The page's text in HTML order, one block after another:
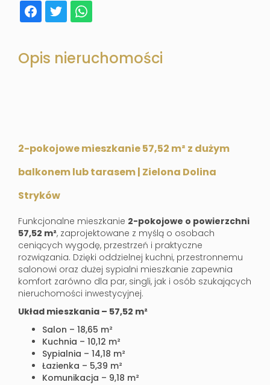
Opis nieruchomości
2-pokojowe mieszkanie 57,52 m² z dużym
balkonem lub tarasem | Zielona Dolina
Stryków
Funkcjonalne mieszkanie 2-pokojowe o powierzchni
57,52 m², zaprojektowane z myślą o osobach
ceniących wygodę, przestrzeń i praktyczne
rozwiązania. Dzięki oddzielnej kuchni, przestronnemu
salonowi oraz dużej sypialni mieszkanie zapewnia
komfort zarówno dla par, singli, jak i osób szukających
nieruchomości inwestycyjnej.
Układ mieszkania – 57,52 m²
Salon – 18,65 m²
Kuchnia – 10,12 m²
Sypialnia – 14,18 m²
Łazienka – 5,39 m²
Komunikacja – 9,18 m²